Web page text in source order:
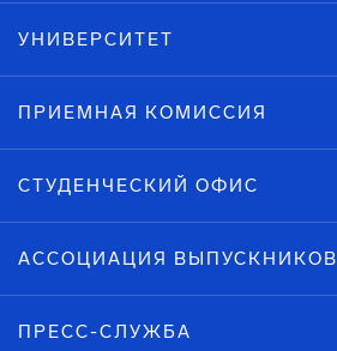
УНИВЕРСИТЕТ
ПРИЕМНАЯ КОМИССИЯ
СТУДЕНЧЕСКИЙ ОФИС
АССОЦИАЦИЯ ВЫПУСКНИКОВ
ПРЕСС-СЛУЖБА